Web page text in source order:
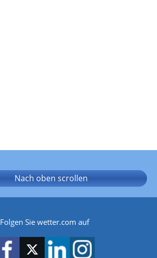
Nach oben scrollen
Folgen Sie wetter.com auf